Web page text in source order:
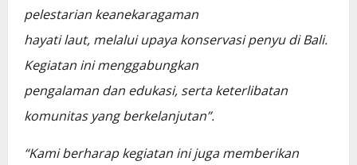
pelestarian keanekaragaman
hayati laut, melalui upaya konservasi penyu di Bali.
Kegiatan ini menggabungkan
pengalaman dan edukasi, serta keterlibatan
komunitas yang berkelanjutan”.
“Kami berharap kegiatan ini juga memberikan